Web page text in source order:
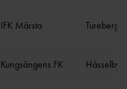
IFK Märsta Turebergs
Kungsängens FK Hässelby